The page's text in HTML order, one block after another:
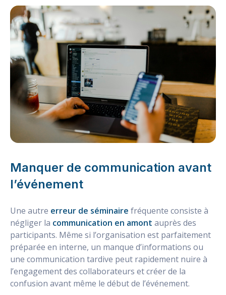
Manquer de communication avant
l’événement
Une autre erreur de séminaire fréquente consiste à
négliger la communication en amont auprès des
participants. Même si l’organisation est parfaitement
préparée en interne, un manque d’informations ou
une communication tardive peut rapidement nuire à
l’engagement des collaborateurs et créer de la
confusion avant même le début de l’événement.